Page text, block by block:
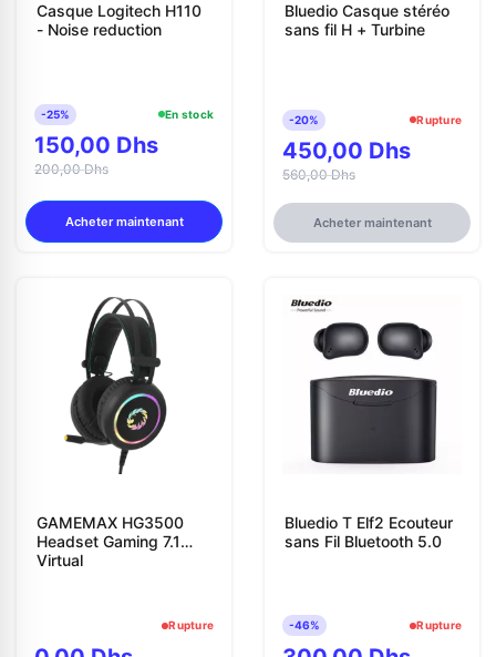
Casque Logitech H110
- Noise reduction
-25% En stock
150,00 Dhs
200,00 Dhs
Acheter maintenant
Bluedio Casque stéréo
sans fil H + Turbine
-20% Rupture
450,00 Dhs
560,00 Dhs
Acheter maintenant
GAMEMAX HG3500
Headset Gaming 7.1
Virtual
Rupture
Bluedio T Elf2 Ecouteur
sans Fil Bluetooth 5.0
-46% Rupture